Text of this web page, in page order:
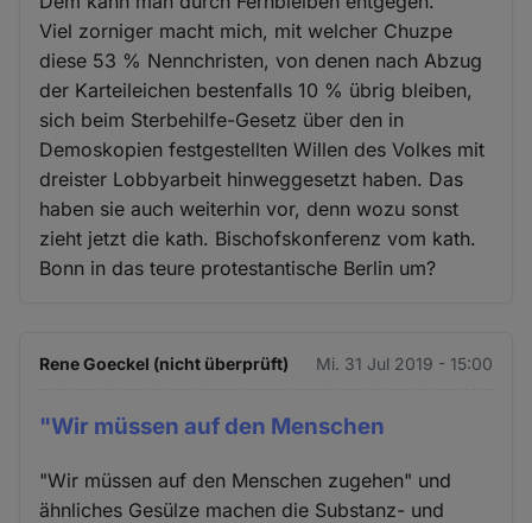
Viel zorniger macht mich, mit welcher Chuzpe
diese 53 % Nennchristen, von denen nach Abzug
der Karteileichen bestenfalls 10 % übrig bleiben,
sich beim Sterbehilfe-Gesetz über den in
Demoskopien festgestellten Willen des Volkes mit
dreister Lobbyarbeit hinweggesetzt haben. Das
haben sie auch weiterhin vor, denn wozu sonst
zieht jetzt die kath. Bischofskonferenz vom kath.
Bonn in das teure protestantische Berlin um?
Rene Goeckel (nicht überprüft) Mi. 31 Jul 2019 - 15:00
"Wir müssen auf den Menschen
"Wir müssen auf den Menschen zugehen" und
ähnliches Gesülze machen die Substanz- und